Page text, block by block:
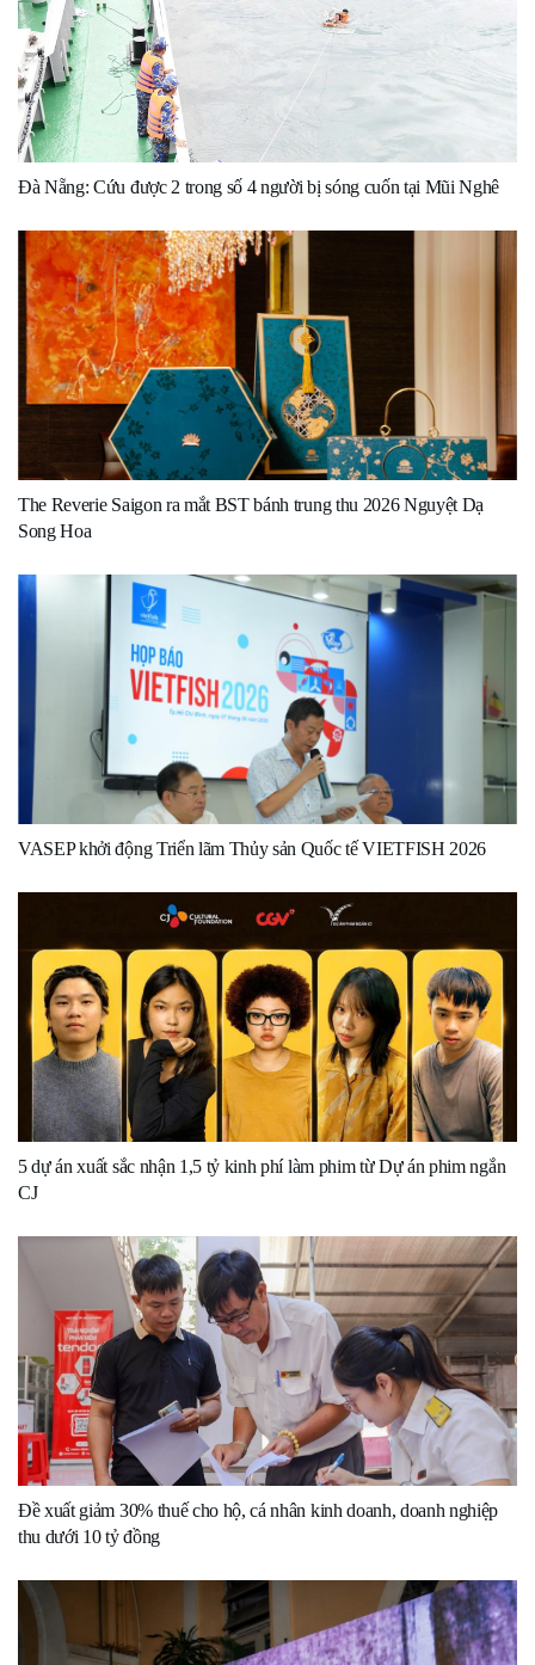
Đà Nẵng: Cứu được 2 trong số 4 người bị sóng cuốn tại Mũi Nghê
The Reverie Saigon ra mắt BST bánh trung thu 2026 Nguyệt Dạ
Song Hoa
VASEP khởi động Triển lãm Thủy sản Quốc tế VIETFISH 2026
5 dự án xuất sắc nhận 1,5 tỷ kinh phí làm phim từ Dự án phim ngắn
CJ
Đề xuất giảm 30% thuế cho hộ, cá nhân kinh doanh, doanh nghiệp
thu dưới 10 tỷ đồng